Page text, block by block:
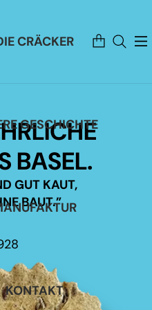
CRÄCKER
GESCHICHTE
KONTAKT
Artikel
im
Warenkorb
BASEL.
GUT KAUT,
BAUT.”